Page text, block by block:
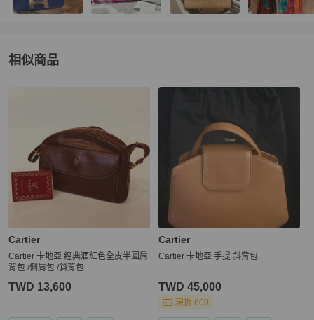
相似商品
Cartier
Cartier 卡地亞 經典酒紅色全皮半圓肩
背包 /側肩包 /斜背包
TWD 13,600
Cartier
Cartier 卡地亞 手提 斜背包
TWD 45,000
現折 800